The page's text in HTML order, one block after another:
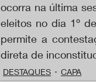
ocorra na última
eleitos no dia 1º
permite a
direta de
DESTAQUES CAPA